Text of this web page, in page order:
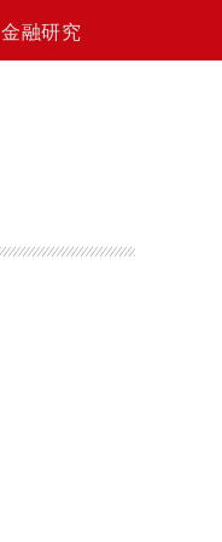
金融研究